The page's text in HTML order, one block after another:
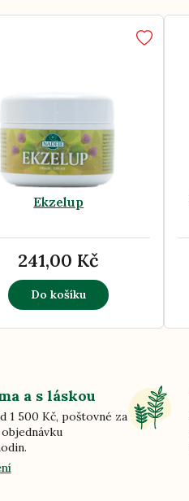
Ekzelup
241,00 Kč
Do košíku
a s láskou
1 500 Kč, poštovné za